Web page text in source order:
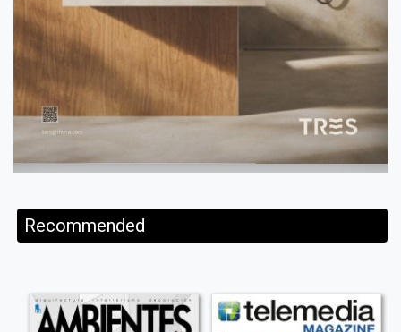
Recommended